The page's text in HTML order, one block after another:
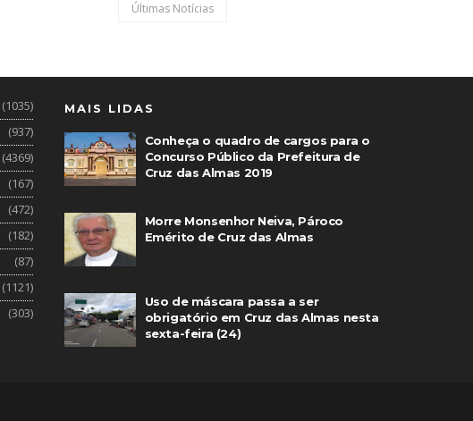
Últimas Notícias
(1035)
(937)
(4369)
(167)
(472)
(182)
(87)
(1121)
(303)
MAIS LIDAS
Conheça o quadro de cargos para o
Concurso Público da Prefeitura de
Cruz das Almas 2019
Morre Monsenhor Neiva, Pároco
Emérito de Cruz das Almas
Uso de máscara passa a ser
obrigatório em Cruz das Almas nesta
sexta-feira (24)